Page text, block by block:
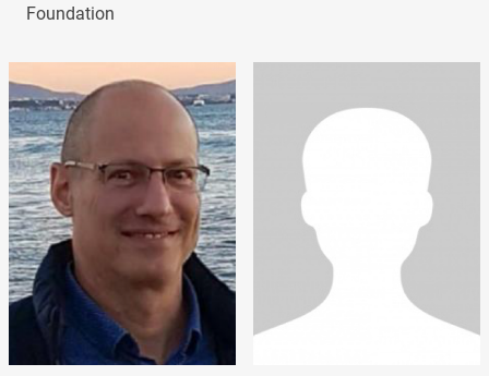
Foundation